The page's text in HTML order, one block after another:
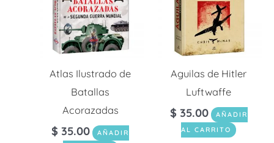
Atlas Ilustrado de
Batallas
Acorazadas
$ 35.00
AÑADIR
Aguilas de Hitler
Luftwaffe
$ 35.00
AÑADIR
AL CARRITO